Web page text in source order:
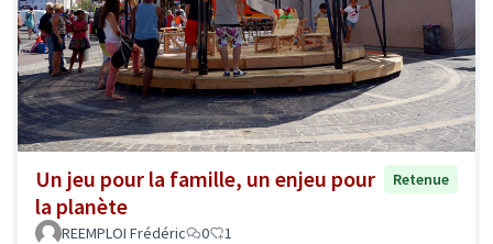
Un jeu pour la famille, un enjeu pour
la planète
Retenue
REEMPLOI Frédéric 0 1